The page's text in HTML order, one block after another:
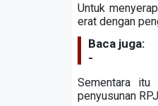
Untuk
erat dengan
Baca juga:
-
Sementara itu
penyusunan